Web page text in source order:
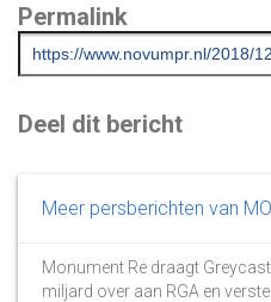
Permalink
Deel dit bericht
Meer persberichten van
Monument Re draagt
miljard over aan RGA en